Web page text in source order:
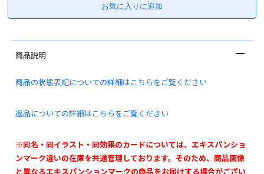
商品説明
商品の状態表記についての詳細はこちらをご覧ください
返品についての詳細はこちらをご覧ください
※同名・同イラスト・同効果のカードについては、エキスパンショ
ンマーク違いの在庫を共通管理しております。そのため、商品画像
と異なるエキスパンションマークの商品をお届けする場合がござい